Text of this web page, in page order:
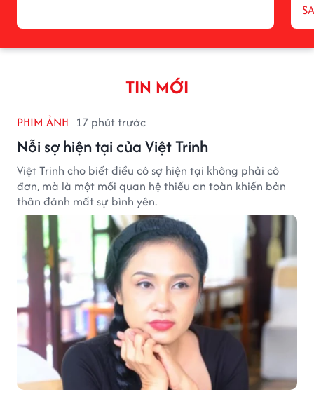
TIN MỚI
PHIM ẢNH 17 phút trước
Nỗi sợ hiện tại của Việt Trinh
Việt Trinh cho biết điều cô sợ hiện tại không phải cô
đơn, mà là một mối quan hệ thiếu an toàn khiến bản
thân đánh mất sự bình yên.